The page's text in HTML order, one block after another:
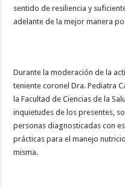
sentido de resiliencia y
adelante de la mejor manera
Durante la moderación de la
teniente coronel Dra. Pediatra
la Facultad de Ciencias de la
inquietudes de los presentes,
personas diagnosticadas con
prácticas para el manejo
misma.